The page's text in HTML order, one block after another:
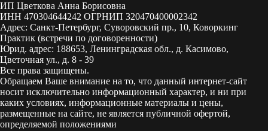
ИП Цветкова Анна Борисовна
ИНН 470304644242 ОГРНИП 320470400002342
Адрес: Санкт-Петербург, Суворовский пр., 10, Коворкинг
Практик (встречи по договоренности)
Юрид. адрес: 188653, Ленинградская обл., д. Касимово,
Цветочная ул., д. 8 - 39
Все права защищены.
Обращаем Ваше внимание на то, что данный интернет-сайт
носит исключительно информационный характер, и ни при
каких условиях, информационные материалы и цены,
размещенные на сайте, не является публичной офертой,
определяемой положениями